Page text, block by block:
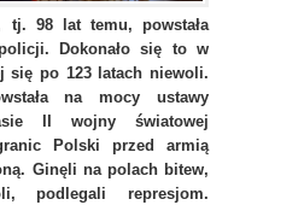
tj. 98 lat temu, powstała
Dokonało się to w
się po 123 latach niewoli.
na mocy ustawy
II wojny światowej
Polski przed armią
Ginęli na polach bitew,
podlegali represjom.